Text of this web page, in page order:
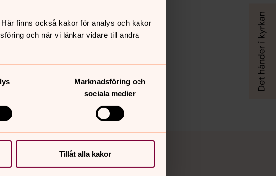
finns också kakor för analys och kakor
och när vi länkar vidare till andra
Marknadsföring och
sociala medier
Tillåt alla kakor